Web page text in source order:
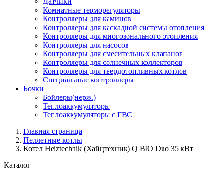
Комнатные терморегуляторы
Контроллеры для каминов
Контроллеры для каскадной системы отопления
Контроллеры для многозонального отопления
Контроллеры для насосов
Контроллеры для смесительных клапанов
Контроллеры для солнечных коллекторов
Контроллеры для твердотопливных котлов
Специальные контроллеры
Бочки
Бойлеры(нерж.)
Теплоаккумуляторы
Теплоаккумуляторы с ГВС
Главная страница
Пеллетные котлы
Котел Heiztechnik (Хайцтехник) Q BIO Duo 35 кВт
Каталог